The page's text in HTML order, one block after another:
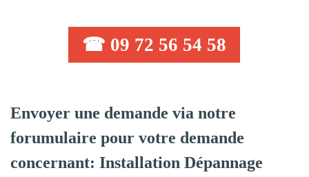
☎ 09 72 56 54 58
Envoyer une demande via notre
forumulaire pour votre demande
concernant: Installation Dépannage